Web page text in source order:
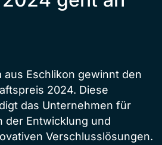
aus Eschlikon gewinnt den
2024. Diese
das Unternehmen für
der Entwicklung und
Verschlusslösungen.